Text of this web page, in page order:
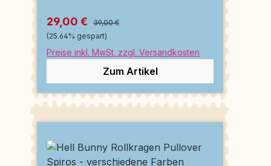
29,00 €
39,00 €
(25.64% gespart)
Preise inkl. MwSt. zzgl. Versandkosten
Zum Artikel